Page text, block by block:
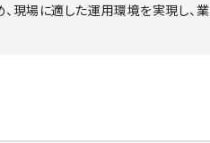
現場に適した運用環境を実現し、業